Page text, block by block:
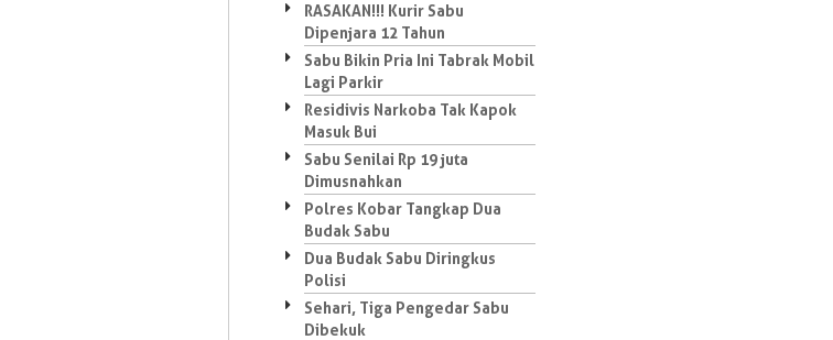
RASAKAN!!! Kurir Sabu
Dipenjara 12 Tahun
Sabu Bikin Pria Ini Tabrak Mobil
Lagi Parkir
Residivis Narkoba Tak Kapok
Masuk Bui
Sabu Senilai Rp 19 juta
Dimusnahkan
Polres Kobar Tangkap Dua
Budak Sabu
Dua Budak Sabu Diringkus
Polisi
Sehari, Tiga Pengedar Sabu
Dibekuk